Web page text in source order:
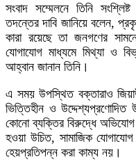
সংবাদ সম্মেলনে তিনি
তদন্তের দাবি জানিয়ে বলেন,
কারা রয়েছে তা জনগণের
যোগাযোগ মাধ্যমে মিথ্যা ও
আহ্বান জানান তিনি।
এ সময় উপস্থিত বক্তারাও
ভিত্তিহীন ও উদ্দেশ্যপ্রণোদিত
কোনো ব্যক্তির বিরুদ্ধে অভিযোগ
হওয়া উচিত, সামাজিক যোগাযোগ
হেয়প্রতিপন্ন করা কাম্য নয়।